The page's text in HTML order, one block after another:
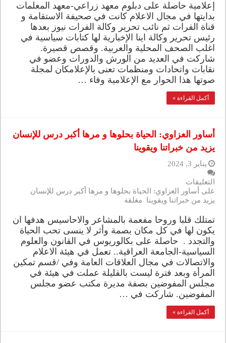
إعلامية حاصلة على دبلوم معهد زراعي-معهد المعلمات
بدايتها في مجال الاعلام كانت في صحيفة الاستقامة و
قناة الفرات ثم نائب تحرير وكالة الفرات نيوز بعدها
رئيس تحرير وكالة اينا الإخبارية لها كتابات سياسية في
اغلب الصحف المحلية والعربية. وقصص قصيرة.
شاركت في العديد من الورش والدورات وعضو في
نقابات واتحادات ومنظمات تعنى بالإعلامكان لمجلة
صوتها هذا الحوار مع الإعلامية وفاء …
أكمل القراءة »
أساور العزاوي: الحياة بحلوها و مرها أكبر درس للإنسان
يزيد من خبراتنا ويقوينا
يناير 3, 2024
التعليقات
على أساور العزاوي: الحياة بحلوها و مرها أكبر درس للإنسان
يزيد من خبراتنا ويقوينا مغلقة
تمتلك قلبا وروحا مفعمة بالمشاعر والاحاسيس هدفها ان
يكون لها في كل مكان بصمة وأثر لا ينسى تحب الحياة
والتجدد . حاصلة على بكالوريوس في القانون والعلوم
السياسية-الجامعة العراقية.. تعمل في هيئة الاعلام
والاتصالات في مجال العلاقات العامة وفي /قسم تمكين
المرأة وبعد فترة ليست بالقليلة عملت في هيئة في
مجلس المفوضين بصفة مديرة مكتب عضو مجلس
المفوضين. شاركت في …
أكمل القراءة »